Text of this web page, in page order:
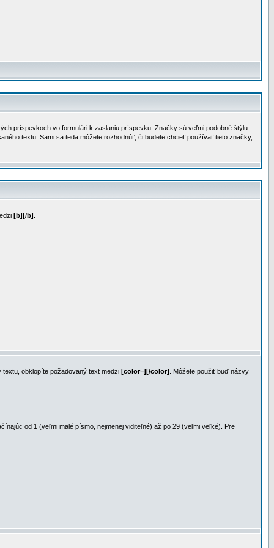
príspevkoch vo formulári k zaslaniu príspevku. Značky sú veľmi podobné štýlu
textu. Sami sa teda môžete rozhodnúť, či budete chcieť používať tieto značky,
[b][/b]
obklopíte požadovaný text medzi [color=][/color] . Môžete použiť buď názvy
od 1 (veľmi malé písmo, nejmenej viditeľné) až po 29 (veľmi veľké). Pre